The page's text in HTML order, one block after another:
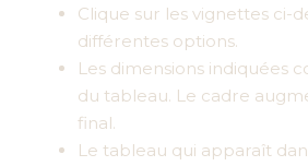
Clique sur les vignettes ci-
différentes options.
Les dimensions indiquées
du tableau. Le cadre
final.
Le tableau qui apparaît